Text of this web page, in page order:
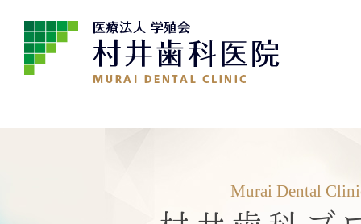
Murai Dental